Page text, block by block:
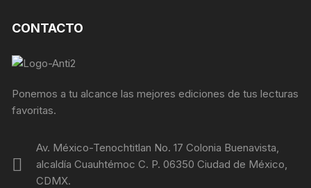
CONTACTO
Ponemos a tu alcance las mejores ediciones de tus lecturas
favoritas.
Av. México-Tenochtitlan No. 17 Colonia Buenavista,
alcaldía Cuauhtémoc C. P. 06350 Ciudad de México,
CDMX.